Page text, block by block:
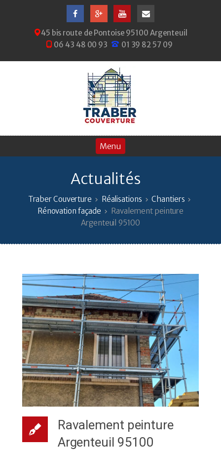
45 bis route de Pontoise 95100 Argenteuil
06 43 48 00 93
01 39 82 57 09
Actualités
Traber Couverture Réalisations
Chantiers
Rénovation façade
Ravalement peinture
Argenteuil 95100
Ravalement peinture
Argenteuil 95100